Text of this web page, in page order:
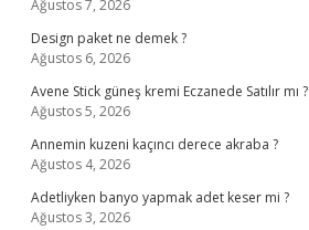
Ağustos 7, 2026
Design paket ne demek ?
Ağustos 6, 2026
Avene Stick güneş kremi Eczanede Satılır mı ?
Ağustos 5, 2026
Annemin kuzeni kaçıncı derece akraba ?
Ağustos 4, 2026
Adetliyken banyo yapmak adet keser mi ?
Ağustos 3, 2026